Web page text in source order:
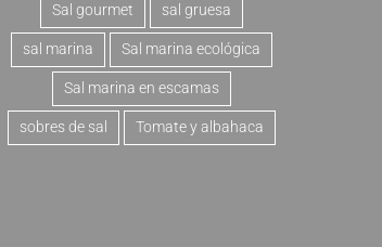
Sal gourmet sal gruesa
sal marina Sal marina ecológica
Sal marina en escamas
sobres de sal Tomate y albahaca